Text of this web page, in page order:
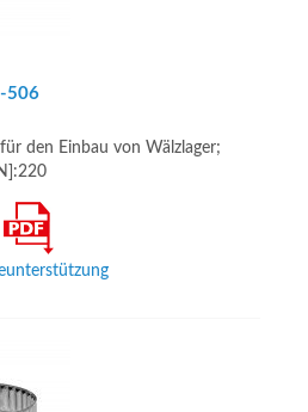
506
den Einbau von Wälzlager;